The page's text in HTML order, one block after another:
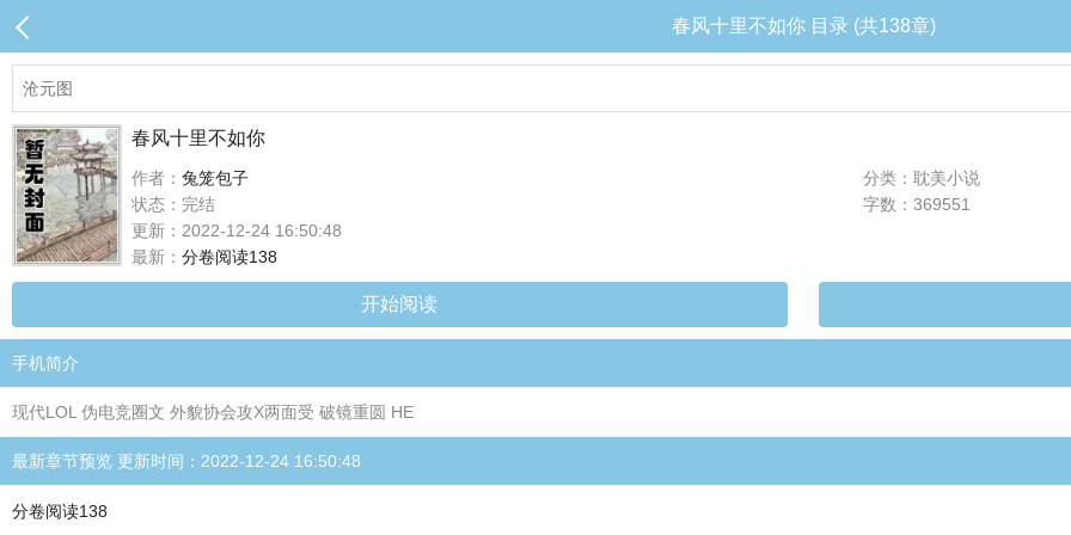
春风十里不如你 目录 (共138章)
春风十里不如你
作者： 兔笼包子
分类：耽美小说
状态：完结
字数：369551
更新：2022-12-24 16:50:48
最新： 分卷阅读138
开始阅读
手机简介
现代LOL 伪电竞圈文 外貌协会攻X两面受 破镜重圆 HE
最新章节预览 更新时间：2022-12-24 16:50:48
分卷阅读138